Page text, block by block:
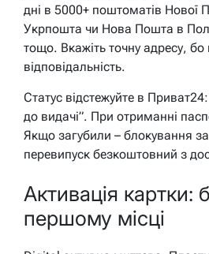
дні в 5000+ поштоматів Нової
Укрпошта чи Нова Пошта в
тощо. Вкажіть точну адресу,
відповідальність.
Статус відстежуйте в
до видачі”. При отриманні
Якщо загубили – блокування за
перевипуск безкоштовний з
Активація картки:
першому місці